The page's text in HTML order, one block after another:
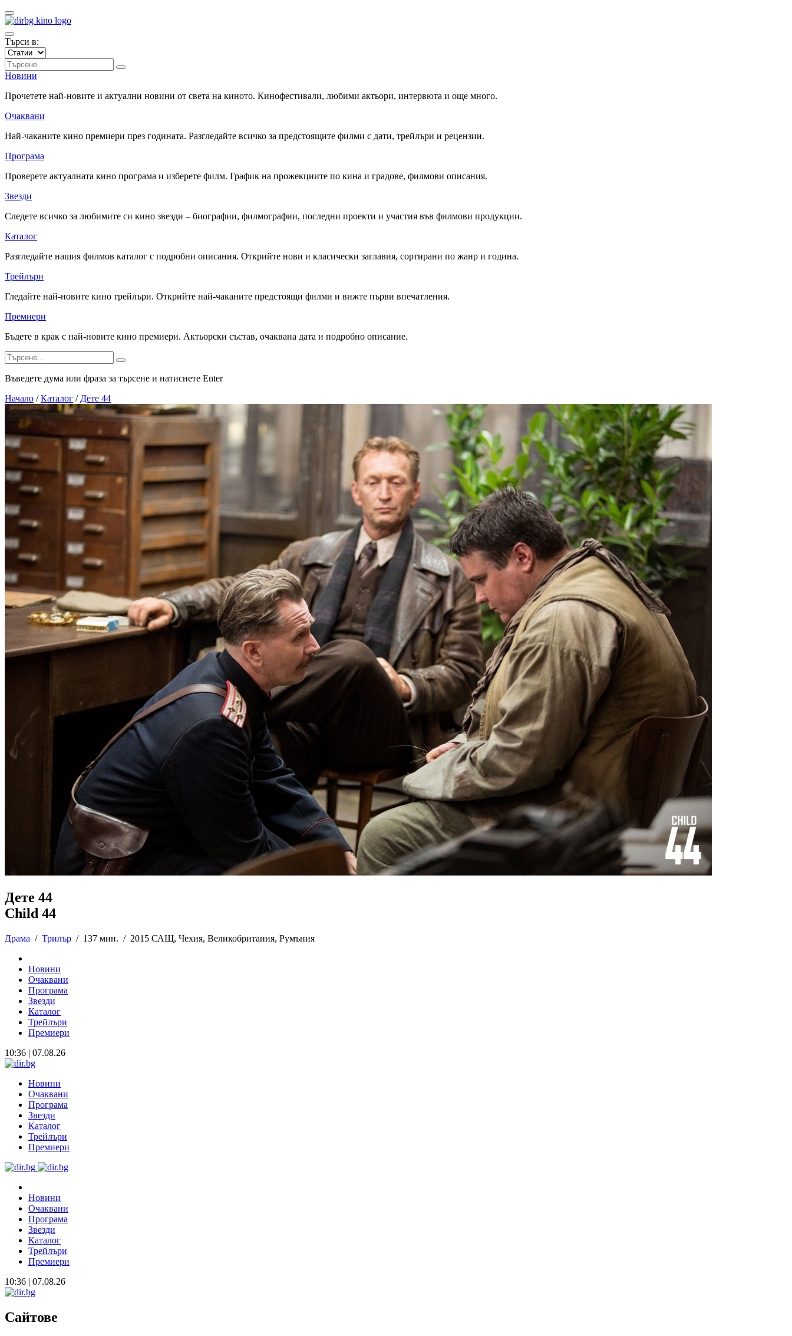
Търси в:
Новини
Прочетете най-новите и актуални новини от света на киното. Кинофестивали, любими актьори, интервюта и още много.
Очаквани
Най-чаканите кино премиери през годината. Разгледайте всичко за предстоящите филми с дати, трейлъри и рецензии.
Програма
Проверете актуалната кино програма и изберете филм. График на прожекциите по кина и градове, филмови описания.
Звезди
Следете всичко за любимите си кино звезди – биографии, филмографии, последни проекти и участия във филмови продукции.
Каталог
Разгледайте нашия филмов каталог с подробни описания. Открийте нови и класически заглавия, сортирани по жанр и година.
Трейлъри
Гледайте най-новите кино трейлъри. Открийте най-чаканите предстоящи филми и вижте първи впечатления.
Премиери
Бъдете в крак с най-новите кино премиери. Актьорски състав, очаквана дата и подробно описание.
Въведете дума или фраза за търсене и натиснете Enter
Начало / Каталог / Дете 44
Дете 44
Child 44
Драма / Трилър / 137 мин. / 2015 САЩ, Чехия, Великобритания, Румъния
Новини
Очаквани
Програма
Звезди
Каталог
Трейлъри
Премиери
10:36 | 07.08.26
Новини
Очаквани
Програма
Звезди
Каталог
Трейлъри
Премиери
Новини
Очаквани
Програма
Звезди
Каталог
Трейлъри
Премиери
10:36 | 07.08.26
Сайтове